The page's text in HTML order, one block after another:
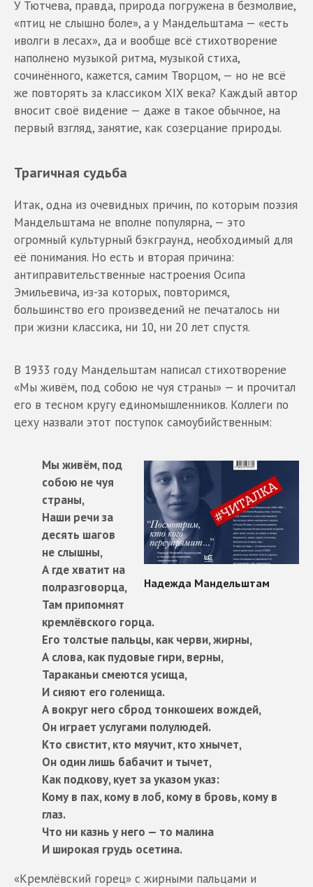
У Тютчева, правда, природа погружена в безмолвие,
«птиц не слышно боле», а у Мандельштама — «есть
иволги в лесах», да и вообще всё стихотворение
наполнено музыкой ритма, музыкой стиха,
сочинённого, кажется, самим Творцом, — но не всё
же повторять за классиком XIX века? Каждый автор
вносит своё видение — даже в такое обычное, на
первый взгляд, занятие, как созерцание природы.
Трагичная судьба
Итак, одна из очевидных причин, по которым поэзия
Мандельштама не вполне популярна, — это
огромный культурный бэкграунд, необходимый для
её понимания. Но есть и вторая причина:
антиправительственные настроения Осипа
Эмильевича, из-за которых, повторимся,
большинство его произведений не печаталось ни
при жизни классика, ни 10, ни 20 лет спустя.
В 1933 году Мандельштам написал стихотворение
«Мы живём, под собою не чуя страны» — и прочитал
его в тесном кругу единомышленников. Коллеги по
цеху назвали этот поступок самоубийственным:
Мы живём, под
собою не чуя
страны,
Наши речи за
десять шагов
не слышны,
А где хватит на
полразговорца,
Там припомнят
кремлёвского горца.
Его толстые пальцы, как черви, жирны,
А слова, как пудовые гири, верны,
Тараканьи смеются усища,
И сияют его голенища.
А вокруг него сброд тонкошеих вождей,
Он играет услугами полулюдей.
Кто свистит, кто мяучит, кто хнычет,
Он один лишь бабачит и тычет,
Как подкову, кует за указом указ:
Кому в пах, кому в лоб, кому в бровь, кому в
глаз.
Что ни казнь у него — то малина
И широкая грудь осетина.
«Кремлёвский горец» с жирными пальцами и